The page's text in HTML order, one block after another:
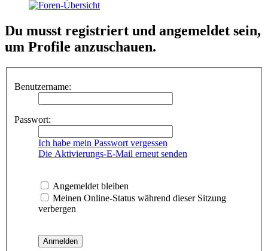
Du musst registriert und angemeldet sein,
um Profile anzuschauen.
Benutzername:
Passwort:
Ich habe mein Passwort vergessen
Die Aktivierungs-E-Mail erneut senden
Angemeldet bleiben
Meinen Online-Status während dieser Sitzung
verbergen